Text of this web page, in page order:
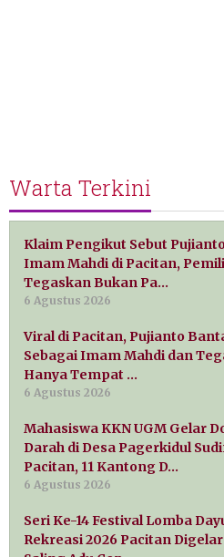
Warta Terkini
Klaim Pengikut Sebut
Imam Mahdi di Pacitan,
Tegaskan Bukan Pa…
6 Agustus 2026
Viral di Pacitan, Pujianto
Sebagai Imam Mahdi dan
Hanya Tempat …
6 Agustus 2026
Mahasiswa KKN UGM Gelar
Darah di Desa Pagerkidul
Pacitan, 11 Kantong D…
6 Agustus 2026
Seri Ke-14 Festival Lomba
Rekreasi 2026 Pacitan